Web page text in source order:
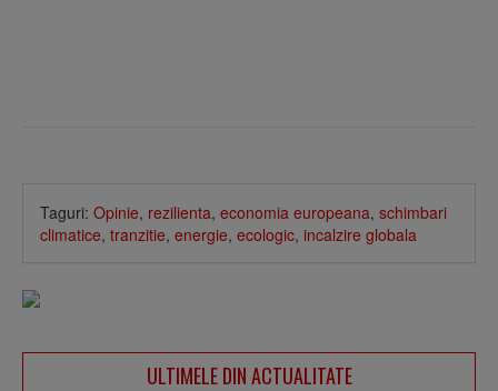
Taguri: Opinie, rezilienta, economia europeana, schimbari
climatice, tranzitie, energie, ecologic, incalzire globala
ULTIMELE DIN ACTUALITATE